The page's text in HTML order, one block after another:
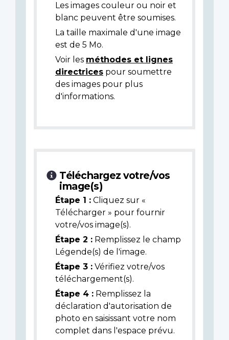
Les images couleur ou noir et
blanc peuvent être soumises.
La taille maximale d'une image
est de 5 Mo.
Voir les méthodes et lignes
directrices pour soumettre
des images pour plus
d'informations.
Téléchargez votre/vos
image(s)
Étape 1 : Cliquez sur «
Télécharger » pour fournir
votre/vos image(s).
Étape 2 : Remplissez le champ
Légende(s) de l'image.
Étape 3 : Vérifiez votre/vos
téléchargement(s).
Étape 4 : Remplissez la
déclaration d'autorisation de
photo en saisissant votre nom
complet dans l'espace prévu.